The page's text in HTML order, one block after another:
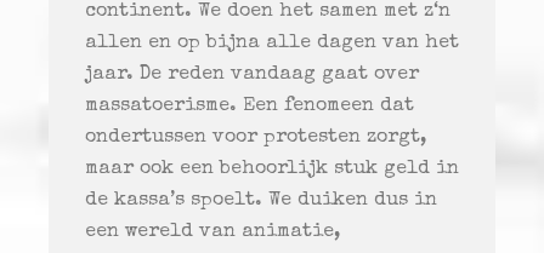
continent. We doen het samen met z‘n
allen en op bijna alle dagen van het
jaar. De reden vandaag gaat over
massatoerisme. Een fenomeen dat
ondertussen voor protesten zorgt,
maar ook een behoorlijk stuk geld in
de kassa’s spoelt. We duiken dus in
een wereld van animatie,